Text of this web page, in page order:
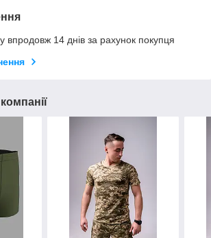
впродовж 14 днів за рахунок покупця